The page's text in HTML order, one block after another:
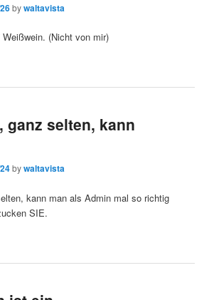
bywaltavista
(Nicht von mir)
ganz selten, kann
bywaltavista
kann man als Admin mal so richtig
SIE.